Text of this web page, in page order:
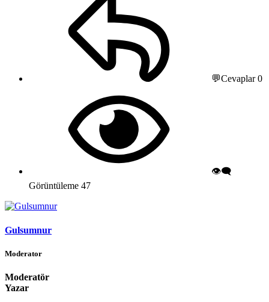
💬Cevaplar0
👁️‍🗨️
Görüntüleme 47
Gulsumnur
Moderator
Moderatör
Yazar